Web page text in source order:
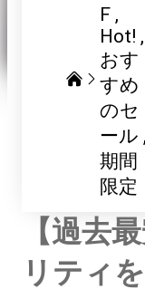
F
Hot!
おす
すめ
のセ
ール
期間
限定
【過去
リティ